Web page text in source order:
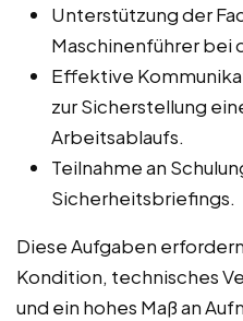
Unterstützung der
Maschinenführer bei
Effektive
zur Sicherstellung
Arbeitsablaufs.
Teilnahme an
Sicherheitsbriefings.
Diese Aufgaben
Kondition, technisches
und ein hohes Maß an